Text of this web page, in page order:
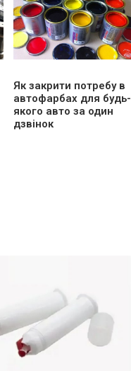
Як закрити потребу в
автофарбах для будь-
якого авто за один
дзвінок